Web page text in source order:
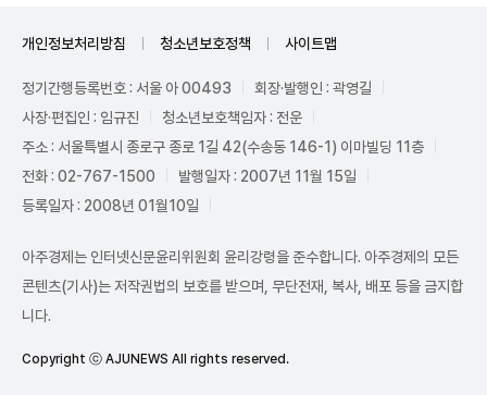
개인정보처리방침 청소년보호정책 사이트맵
정기간행등록번호 : 서울 아 00493
회장·발행인 : 곽영길
사장·편집인 : 임규진
청소년보호책임자 : 전운
주소 : 서울특별시 종로구 종로 1길 42(수송동 146-1) 이마빌딩 11층
전화 : 02-767-1500
발행일자 : 2007년 11월 15일
등록일자 : 2008년 01월10일
아주경제는 인터넷신문윤리위원회 윤리강령을 준수합니다. 아주경제의 모든
콘텐츠(기사)는 저작권법의 보호를 받으며, 무단전재, 복사, 배포 등을 금지합
니다.
Copyright ⓒ AJUNEWS All rights reserved.